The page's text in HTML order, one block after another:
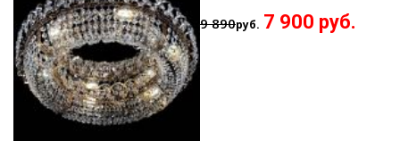
9 890руб. 7 900 руб.